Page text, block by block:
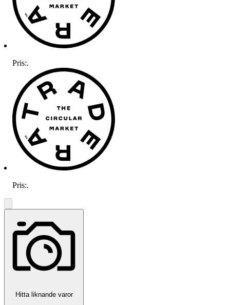
Pris:.
Pris:.
Hitta liknande varor